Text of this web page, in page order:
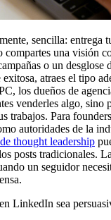
sencilla: entrega
una visión
o un desglose
atraes el tipo
los dueños de
venderles algo, sino
trabajos. Para
autoridades de la
thought leadership
posts tradicionales.
un seguidor
LinkedIn sea